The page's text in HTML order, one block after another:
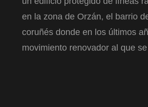
en la zona de Orzán, el barrio
coruñés donde en los últimos
movimiento renovador al que